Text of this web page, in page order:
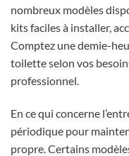
nombreux modèles
kits faciles à installer,
Comptez une demie-
toilette selon vos
professionnel.
En ce qui concerne
périodique pour
propre. Certains